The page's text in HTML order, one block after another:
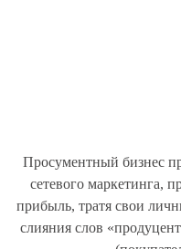
Просументный бизнес
сетевого маркетинга,
прибыль, тратя свои
слияния слов